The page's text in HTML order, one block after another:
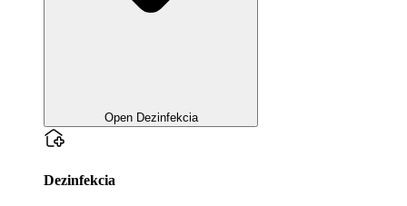
Open Dezinfekcia
Dezinfekcia